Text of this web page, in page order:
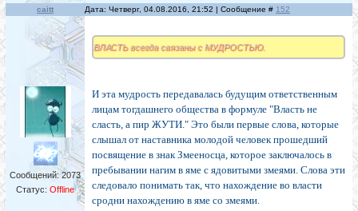
caitt Дата: Четверг, 04.08.2016, 21:52 | Сообщение # 152
Сообщений:2073
Статус: Offline
ВЛАСТЬ всегда связаны с МУДРОСТЬЮ.
И эта мудрость передавалась будущим ответственным
лицам тогдашнего общества в формуле "Власть не
сласть, а пир ЖУТИ." Это были первые слова, которые
слышал от наставника молодой человек прошедший
посвящение в знак Змееносца, которое заключалось в
пребывании нагим в яме с ядовитыми змеями. Слова эти
следовало понимать так, что нахождение во власти
сродни нахождению в яме со змеями.